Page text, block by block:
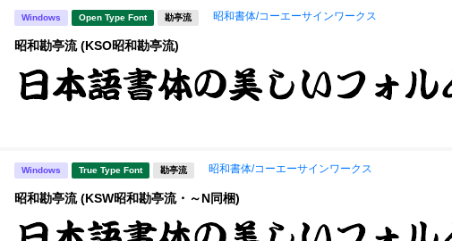
Windows Open Type Font 勘亭流 昭和書体/コーエーサインワークス
昭和勘亭流 (KSO昭和勘亭流)
Windows True Type Font 勘亭流 昭和書体/コーエーサインワークス
昭和勘亭流 (KSW昭和勘亭流・～N同梱)